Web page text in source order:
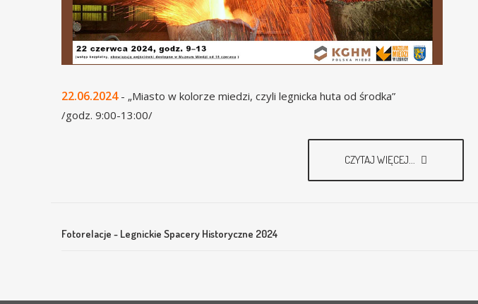
22.06.2024- „Miasto w kolorze miedzi, czyli legnicka huta od środka”
/godz. 9:00-13:00/
CZYTAJ WIĘCEJ...
Fotorelacje - Legnickie Spacery Historyczne 2024